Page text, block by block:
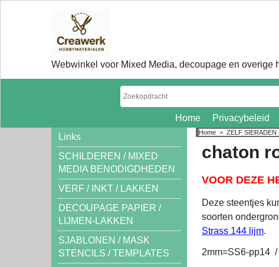
Webwinkel voor Mixed Media, decoupage en overige
Home Privacybeleid
Links
SCHILDEREN / MIXED
MEDIA BENODIGDHEDEN
VERF / INKT / LAKKEN
DECOUPAGE PAPIER /
LIJMEN-LAKKEN
SJABLONEN / MASK
STENCILS / TEMPLATES
Home > ZELF SIERADEN
chaton
VOOR DEZE
Deze steentjes
soorten
Strass 144 lijm.
2mm=SS6-pp14